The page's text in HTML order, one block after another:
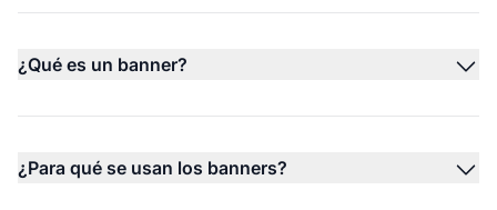
¿Qué es un banner?
¿Para qué se usan los banners?